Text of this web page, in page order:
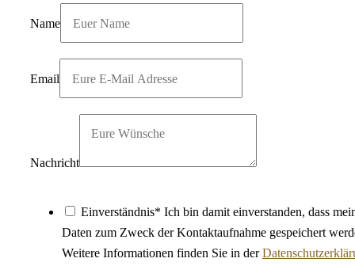
Name
Email
Nachricht
Einverständnis* Ich bin damit einverstanden, dass
Daten zum Zweck der Kontaktaufnahme gespeichert
Weitere Informationen finden Sie in der